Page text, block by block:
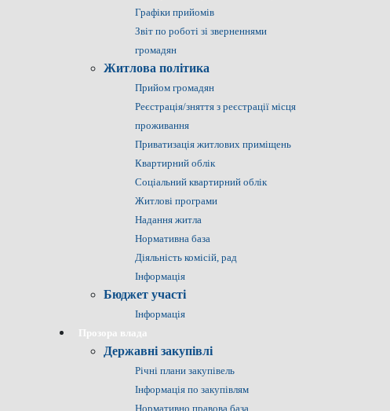
Графіки прийомів
Звіт по роботі зі зверненнями
громадян
Житлова політика
Прийом громадян
Реєстрація/зняття з реєстрації місця
проживання
Приватизація житлових приміщень
Квартирний облік
Соціальний квартирний облік
Житлові програми
Надання житла
Нормативна база
Діяльність комісій, рад
Інформація
Бюджет участі
Інформація
Прозора влада
Державні закупівлі
Річні плани закупівель
Інформація по закупівлям
Нормативно правова база